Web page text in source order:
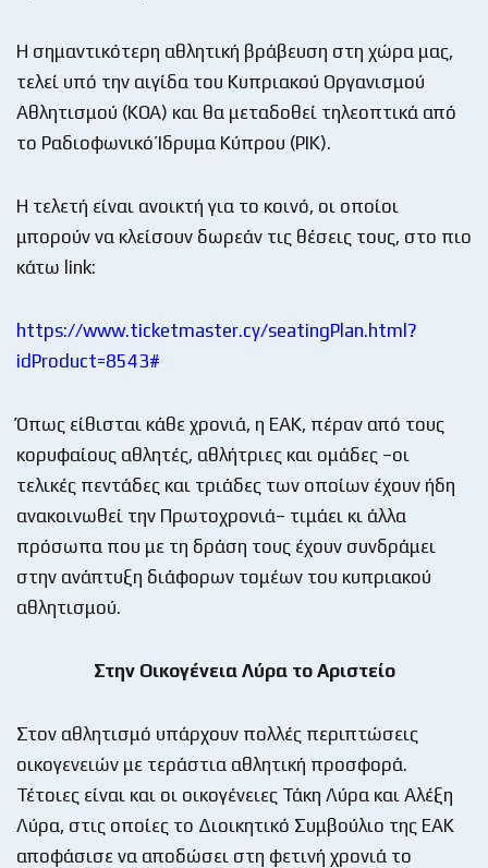
Η σημαντικότερη αθλητική βράβευση στη χώρα μας,
τελεί υπό την αιγίδα του Κυπριακού Οργανισμού
Αθλητισμού (ΚΟΑ) και θα μεταδοθεί τηλεοπτικά από
το Ραδιοφωνικό Ίδρυμα Κύπρου (ΡΙΚ).
Η τελετή είναι ανοικτή για το κοινό, οι οποίοι
μπορούν να κλείσουν δωρεάν τις θέσεις τους, στο πιο
κάτω link:
https://www.ticketmaster.cy/seatingPlan.html?
idProduct=8543#
Όπως είθισται κάθε χρονιά, η ΕΑΚ, πέραν από τους
κορυφαίους αθλητές, αθλήτριες και ομάδες –οι
τελικές πεντάδες και τριάδες των οποίων έχουν ήδη
ανακοινωθεί την Πρωτοχρονιά– τιμάει κι άλλα
πρόσωπα που με τη δράση τους έχουν συνδράμει
στην ανάπτυξη διάφορων τομέων του κυπριακού
αθλητισμού.
Στην Οικογένεια Λύρα το Αριστείο
Στον αθλητισμό υπάρχουν πολλές περιπτώσεις
οικογενειών με τεράστια αθλητική προσφορά.
Τέτοιες είναι και οι οικογένειες Τάκη Λύρα και Αλέξη
Λύρα, στις οποίες το Διοικητικό Συμβούλιο της ΕΑΚ
αποφάσισε να αποδώσει στη φετινή χρονιά το